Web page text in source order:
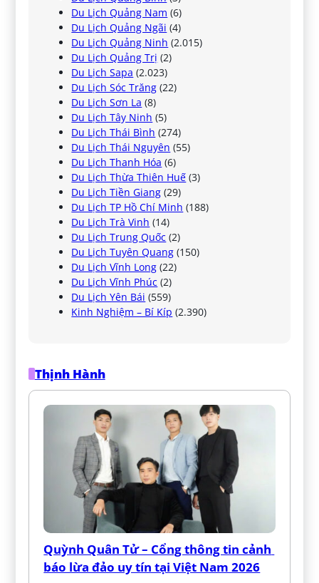
Du Lịch Quảng Nam (6)
Du Lịch Quảng Ngãi (4)
Du Lịch Quảng Ninh (2.015)
Du Lịch Quảng Trị (2)
Du Lịch Sapa (2.023)
Du Lịch Sóc Trăng (22)
Du Lịch Sơn La (8)
Du Lịch Tây Ninh (5)
Du Lịch Thái Bình (274)
Du Lịch Thái Nguyên (55)
Du Lịch Thanh Hóa (6)
Du Lịch Thừa Thiên Huế (3)
Du Lịch Tiền Giang (29)
Du Lịch TP Hồ Chí Minh (188)
Du Lịch Trà Vinh (14)
Du Lịch Trung Quốc (2)
Du Lịch Tuyên Quang (150)
Du Lịch Vĩnh Long (22)
Du Lịch Vĩnh Phúc (2)
Du Lịch Yên Bái (559)
Kinh Nghiệm – Bí Kíp (2.390)
Thịnh Hành
Quỳnh Quân Tử – Cổng thông tin cảnh
báo lừa đảo uy tín tại Việt Nam 2026